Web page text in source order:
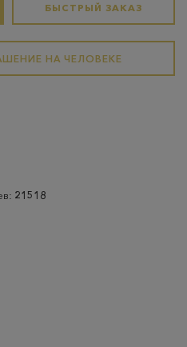
БЫСТРЫЙ ЗАКАЗ
НА ЧЕЛОВЕКЕ
21518